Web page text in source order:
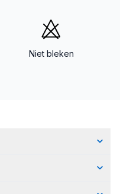
Niet bleken